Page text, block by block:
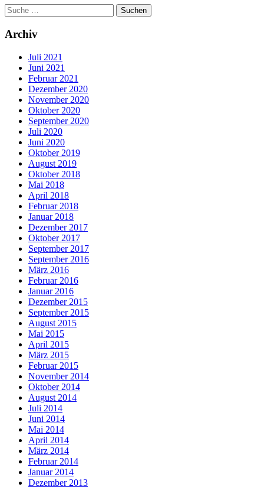
Archiv
Juli 2021
Juni 2021
Februar 2021
Dezember 2020
November 2020
Oktober 2020
September 2020
Juli 2020
Juni 2020
Oktober 2019
August 2019
Oktober 2018
Mai 2018
April 2018
Februar 2018
Januar 2018
Dezember 2017
Oktober 2017
September 2017
September 2016
März 2016
Februar 2016
Januar 2016
Dezember 2015
September 2015
August 2015
Mai 2015
April 2015
März 2015
Februar 2015
November 2014
Oktober 2014
August 2014
Juli 2014
Juni 2014
Mai 2014
April 2014
März 2014
Februar 2014
Januar 2014
Dezember 2013